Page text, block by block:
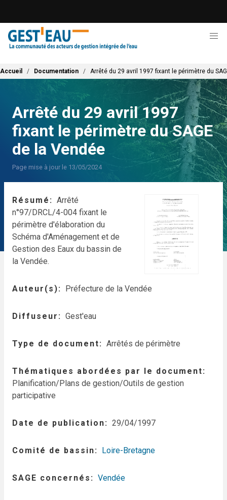
contenu
principal
Fil d'Ariane
Accueil Documentation Arrêté du 29 avril 1997 fixant le périmètre du
Arrêté du 29 avril 1997
fixant le périmètre du SAGE
de la Vendée
Page mise à jour le 13/05/2024
Résumé
Arrêté
n°97/DRCL/4-004 fixant le
périmètre d'élaboration du
Schéma d'Aménagement et de
Gestion des Eaux du bassin de
la Vendée.
Auteur(s) Préfecture de la Vendée
Diffuseur Gest'eau
Type de document Arrêtés de périmètre
Thématiques abordées par le document
Planification/Plans de gestion/Outils de gestion
participative
Date de publication 29/04/1997
Comité de bassin Loire-Bretagne
SAGE concernés Vendée